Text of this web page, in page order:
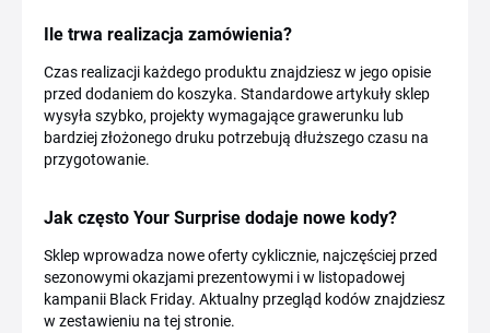
Ile trwa realizacja zamówienia?
Czas realizacji każdego produktu znajdziesz w jego opisie
przed dodaniem do koszyka. Standardowe artykuły sklep
wysyła szybko, projekty wymagające grawerunku lub
bardziej złożonego druku potrzebują dłuższego czasu na
przygotowanie.
Jak często Your Surprise dodaje nowe kody?
Sklep wprowadza nowe oferty cyklicznie, najczęściej przed
sezonowymi okazjami prezentowymi i w listopadowej
kampanii Black Friday. Aktualny przegląd kodów znajdziesz
w zestawieniu na tej stronie.